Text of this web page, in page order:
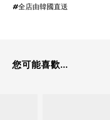
#全店由韓國直送
您可能喜歡...